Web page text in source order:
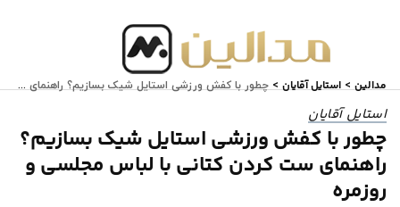
مدالین > استایل آقایان > چطور با کفش ورزشی استایل شیک بسازیم؟ راهنمای ست کردن کتانی با لباس مجلسی و روزمره
استایل آقایان
چطور با کفش ورزشی استایل شیک بسازیم؟
راهنمای ست کردن کتانی با لباس مجلسی و
روزمره